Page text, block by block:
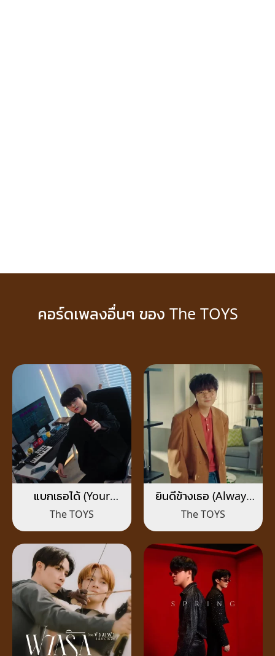
คอร์ดเพลงอื่นๆ ของ The TOYS
แบกเธอได้ (Your
Duelist)
The TOYS
ยินดีข้างเธอ (Always
Together)
The TOYS